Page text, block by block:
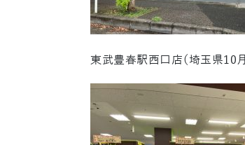
東武豊春駅西口店（埼玉県10